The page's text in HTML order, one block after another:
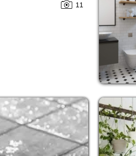
11